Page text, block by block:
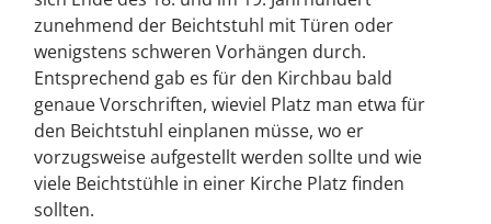
zunehmend der Beichtstuhl mit Türen oder
wenigstens schweren Vorhängen durch.
Entsprechend gab es für den Kirchbau bald
genaue Vorschriften, wieviel Platz man etwa für
den Beichtstuhl einplanen müsse, wo er
vorzugsweise aufgestellt werden sollte und wie
viele Beichtstühle in einer Kirche Platz finden
sollten.